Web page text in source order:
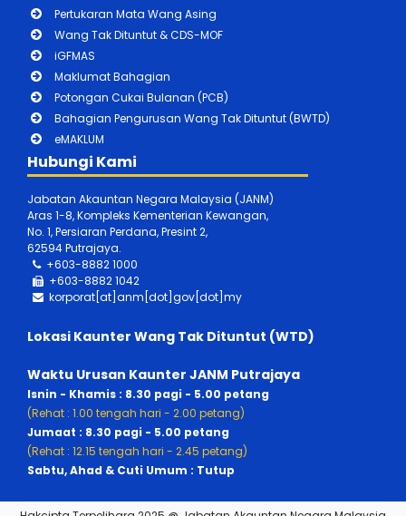
Pertukaran Mata Wang Asing
Wang Tak Dituntut & CDS-MOF
iGFMAS
Maklumat Bahagian
Potongan Cukai Bulanan (PCB)
Bahagian Pengurusan Wang Tak Dituntut (BWTD)
eMAKLUM
Hubungi Kami
Jabatan Akauntan Negara Malaysia (JANM)
Aras 1-8, Kompleks Kementerian Kewangan,
No. 1, Persiaran Perdana, Presint 2,
62594 Putrajaya.
+603-8882 1000
+603-8882 1042
korporat[at]anm[dot]gov[dot]my
Lokasi Kaunter Wang Tak Dituntut (WTD)
Waktu Urusan Kaunter JANM Putrajaya
Isnin - Khamis : 8.30 pagi - 5.00 petang
(Rehat : 1.00 tengah hari - 2.00 petang)
Jumaat : 8.30 pagi - 5.00 petang
(Rehat : 12.15 tengah hari - 2.45 petang)
Sabtu, Ahad & Cuti Umum : Tutup